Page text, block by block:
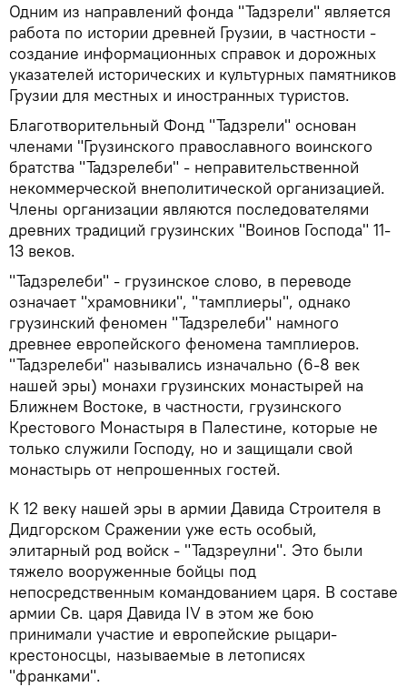
Одним из направлений фонда "Тадзрели" является
работа по истории древней Грузии, в частности -
создание информационных справок и дорожных
указателей исторических и культурных памятников
Грузии для местных и иностранных туристов.
Благотворительный Фонд "Тадзрели" основан
членами "Грузинского православного воинского
братства "Тадзрелеби" - неправительственной
некоммерческой внеполитической организацией.
Члены организации являются последователями
древних традиций грузинских "Воинов Господа" 11-
13 веков.
"Тадзрелеби" - грузинское слово, в переводе
означает "храмовники", "тамплиеры", однако
грузинский феномен "Тадзрелеби" намного
древнее европейского феномена тамплиеров.
"Тадзрелеби" назывались изначально (6-8 век
нашей эры) монахи грузинских монастырей на
Ближнем Востоке, в частности, грузинского
Крестового Монастыря в Палестине, которые не
только служили Господу, но и защищали свой
монастырь от непрошенных гостей.
К 12 веку нашей эры в армии Давида Строителя в
Дидгорском Сражении уже есть особый,
элитарный род войск - "Тадзреулни". Это были
тяжело вооруженные бойцы под
непосредственным командованием царя. В составе
армии Св. царя Давида IV в этом же бою
принимали участие и европейские рыцари-
крестоносцы, называемые в летописях
"франками".